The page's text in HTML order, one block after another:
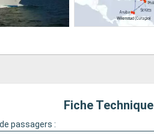
Fiche Technique
passagers :